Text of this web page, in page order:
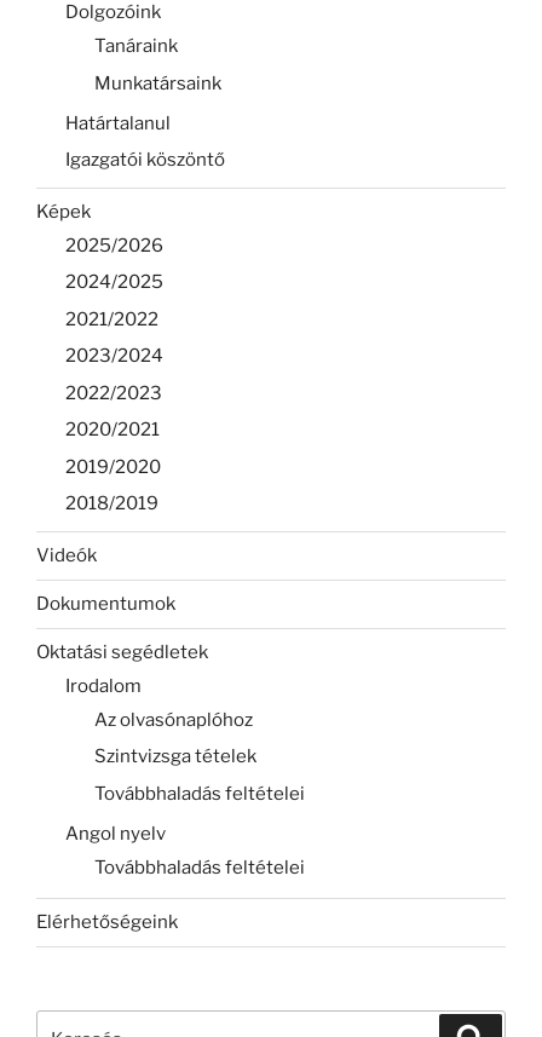
Dolgozóink
Tanáraink
Munkatársaink
Határtalanul
Igazgatói köszöntő
Képek
2025/2026
2024/2025
2021/2022
2023/2024
2022/2023
2020/2021
2019/2020
2018/2019
Videók
Dokumentumok
Oktatási segédletek
Irodalom
Az olvasónaplóhoz
Szintvizsga tételek
Továbbhaladás feltételei
Angol nyelv
Továbbhaladás feltételei
Elérhetőségeink